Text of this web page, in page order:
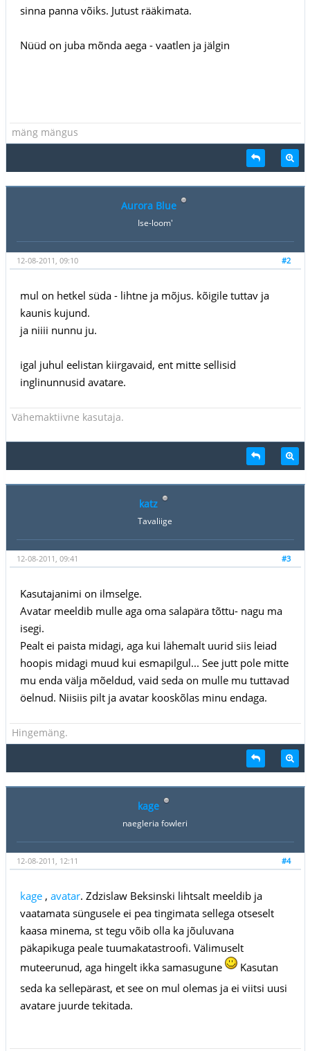
sinna panna võiks. Jutust rääkimata.
Nüüd on juba mõnda aega - vaatlen ja jälgin
mäng mängus
Aurora Blue
Ise-loom'
#2
12-08-2011, 09:10
mul on hetkel süda - lihtne ja mõjus. kõigile tuttav ja
kaunis kujund.
ja niiii nunnu ju.
igal juhul eelistan kiirgavaid, ent mitte sellisid
inglinunnusid avatare.
Vähemaktiivne kasutaja.
katz
Tavaliige
#3
12-08-2011, 09:41
Kasutajanimi on ilmselge.
Avatar meeldib mulle aga oma salapära tõttu- nagu ma
isegi.
Pealt ei paista midagi, aga kui lähemalt uurid siis leiad
hoopis midagi muud kui esmapilgul... See jutt pole mitte
mu enda välja mõeldud, vaid seda on mulle mu tuttavad
öelnud. Niisiis pilt ja avatar kooskõlas minu endaga.
Hingemäng.
kage
naegleria fowleri
#4
12-08-2011, 12:11
kage, avatar. Zdzislaw Beksinski lihtsalt meeldib ja
vaatamata süngusele ei pea tingimata sellega otseselt
kaasa minema, st tegu võib olla ka jõuluvana
päkapikuga peale tuumakatastroofi. Välimuselt
muteerunud, aga hingelt ikka samasugune
Kasutan
seda ka sellepärast, et see on mul olemas ja ei viitsi uusi
avatare juurde tekitada.